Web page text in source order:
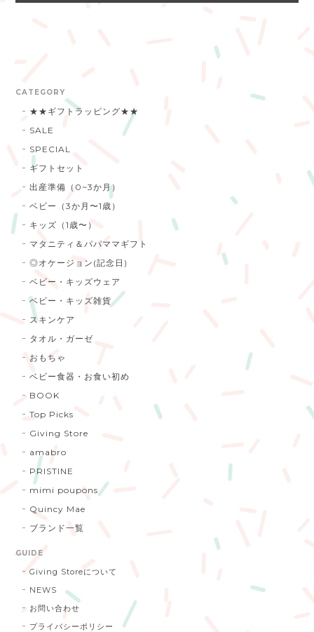
CATEGORY
★★ギフトラッピング★★
SALE
SPECIAL
ギフトセット
出産準備（0~3か月）
ベビー（3か月〜1歳）
キッズ（1歳〜）
マタニティ＆パパママギフト
◎オケージョン(記念日)
ベビー・キッズウェア
ベビー・キッズ雑貨
スキンケア
タオル・ガーゼ
おもちゃ
ベビー食器・お食い初め
BOOK
Top Picks
Giving Store
amabro
PRISTINE
mimi poupons
Quincy Mae
ブランド一覧
GUIDE
Giving Storeについて
NEWS
お問い合わせ
プライバシーポリシー